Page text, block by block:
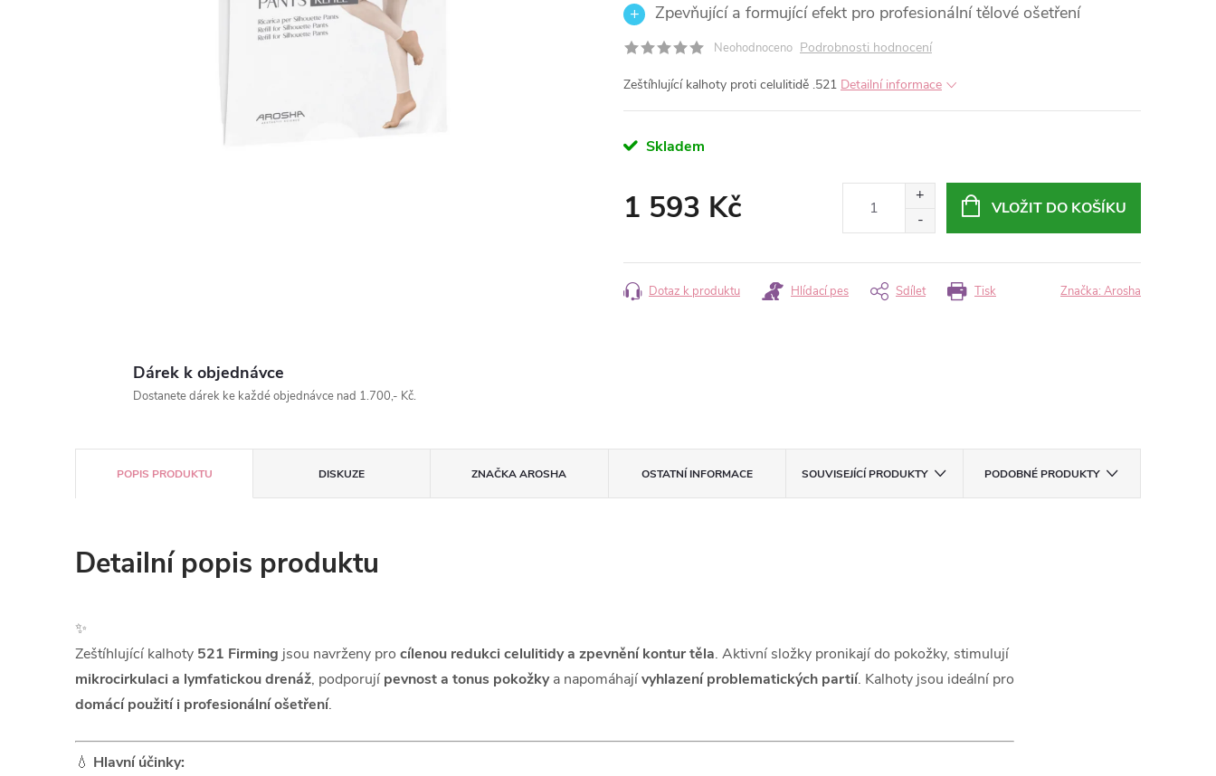
Zpevňující a formující efekt pro profesionální tělové ošetření
Neohodnoceno Podrobnosti hodnocení
Zeštíhlující kalhoty proti celulitidě .521 Detailní informace
Skladem
1 593 Kč VLOŽIT DO KOŠÍKU
Tisk
Dotaz k produktu Hlídací pes Sdílet Značka: Arosha
Dárek k objednávce
Dostanete dárek ke každé objednávce nad 1.700,- Kč.
POPIS PRODUKTU DISKUZE ZNAČKAAROSHA OSTATNÍ INFORMACE SOUVISEJÍCÍ PRODUKTY PODOBNÉ PRODUKTY
Detailní popis produktu
✨
Zeštíhlující kalhoty 521 Firming jsou navrženy pro cílenou redukci celulitidy a zpevnění kontur těla. Aktivní složky pronikají do pokožky, stimulují
mikrocirkulaci a lymfatickou drenáž, podporujípevnost a tonus pokožkya napomáhajívyhlazení problematických partií. Kalhoty jsou ideální pro
domácí použití i profesionální ošetření.
💧 Hlavní účinky: